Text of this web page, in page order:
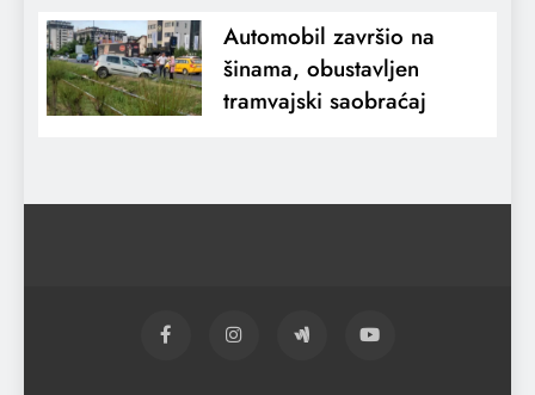
Automobil završio na
šinama, obustavljen
tramvajski saobraćaj